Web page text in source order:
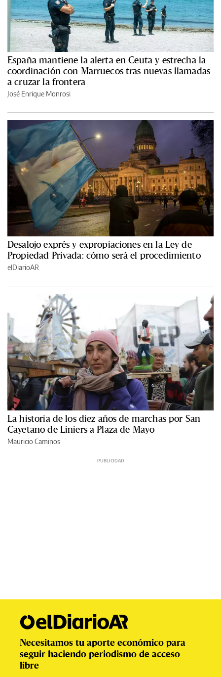
España mantiene la alerta en Ceuta y estrecha la
coordinación con Marruecos tras nuevas llamadas
a cruzar la frontera
José Enrique Monrosi
Desalojo exprés y expropiaciones en la Ley de
Propiedad Privada: cómo será el procedimiento
elDiarioAR
La historia de los diez años de marchas por San
Cayetano de Liniers a Plaza de Mayo
Mauricio Caminos
Necesitamos tu aporte económico para
seguir haciendo periodismo de acceso
libre